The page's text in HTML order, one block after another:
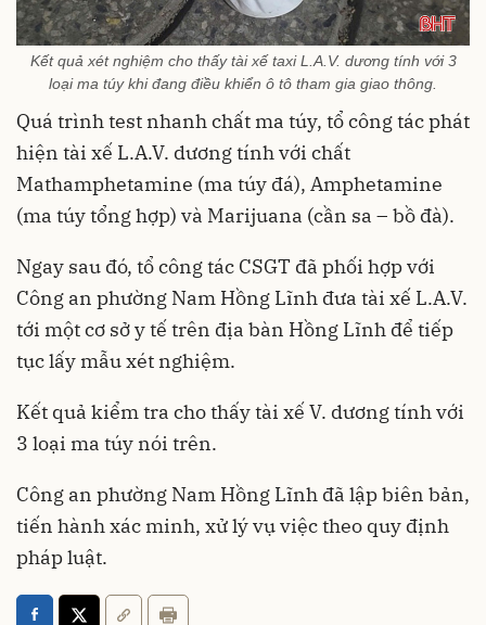
Kết quả xét nghiệm cho thấy tài xế taxi L.A.V. dương tính với 3
loại ma túy khi đang điều khiển ô tô tham gia giao thông.
Quá trình test nhanh chất ma túy, tổ công tác phát
hiện tài xế L.A.V. dương tính với chất
Mathamphetamine (ma túy đá), Amphetamine
(ma túy tổng hợp) và Marijuana (cần sa – bồ đà).
Ngay sau đó, tổ công tác CSGT đã phối hợp với
Công an phường Nam Hồng Lĩnh đưa tài xế L.A.V.
tới một cơ sở y tế trên địa bàn Hồng Lĩnh để tiếp
tục lấy mẫu xét nghiệm.
Kết quả kiểm tra cho thấy tài xế V. dương tính với
3 loại ma túy nói trên.
Công an phường Nam Hồng Lĩnh đã lập biên bản,
tiến hành xác minh, xử lý vụ việc theo quy định
pháp luật.